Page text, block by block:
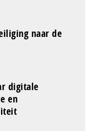
naar de
digitale
en